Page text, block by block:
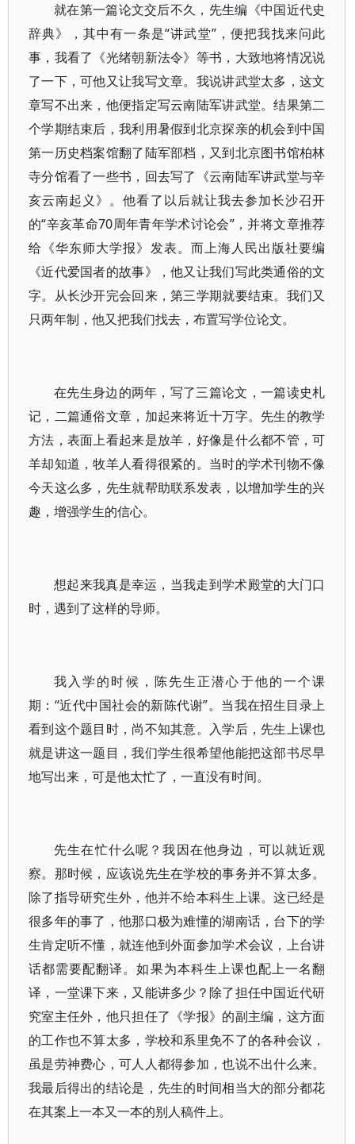
就在第一篇论文交后不久，先生编《中国近代史
辞典》，其中有一条是“讲武堂”，便把我找来问此
事，我看了《光绪朝新法令》等书，大致地将情况说
了一下，可他又让我写文章。我说讲武堂太多，这文
章写不出来，他便指定写云南陆军讲武堂。结果第二
个学期结束后，我利用暑假到北京探亲的机会到中国
第一历史档案馆翻了陆军部档，又到北京图书馆柏林
寺分馆看了一些书，回去写了《云南陆军讲武堂与辛
亥云南起义》。他看了以后就让我去参加长沙召开
的“辛亥革命70周年青年学术讨论会”，并将文章推荐
给《华东师大学报》发表。而上海人民出版社要编
《近代爱国者的故事》，他又让我们写此类通俗的文
字。从长沙开完会回来，第三学期就要结束。我们又
只两年制，他又把我们找去，布置写学位论文。
在先生身边的两年，写了三篇论文，一篇读史札
记，二篇通俗文章，加起来将近十万字。先生的教学
方法，表面上看起来是放羊，好像是什么都不管，可
羊却知道，牧羊人看得很紧的。当时的学术刊物不像
今天这么多，先生就帮助联系发表，以增加学生的兴
趣，增强学生的信心。
想起来我真是幸运，当我走到学术殿堂的大门口
时，遇到了这样的导师。
我入学的时候，陈先生正潜心于他的一个课
期：“近代中国社会的新陈代谢”。当我在招生目录上
看到这个题目时，尚不知其意。入学后，先生上课也
就是讲这一题目，我们学生很希望他能把这部书尽早
地写出来，可是他太忙了，一直没有时间。
先生在忙什么呢？我因在他身边，可以就近观
察。那时候，应该说先生在学校的事务并不算太多。
除了指导研究生外，他并不给本科生上课。这已经是
很多年的事了，他那口极为难懂的湖南话，台下的学
生肯定听不懂，就连他到外面参加学术会议，上台讲
话都需要配翻译。如果为本科生上课也配上一名翻
译，一堂课下来，又能讲多少？除了担任中国近代研
究室主任外，他只担任了《学报》的副主编，这方面
的工作也不算太多，学校和系里免不了的各种会议，
虽是劳神费心，可人人都得参加，也说不出什么来。
我最后得出的结论是，先生的时间相当大的部分都花
在其案上一本又一本的别人稿件上。